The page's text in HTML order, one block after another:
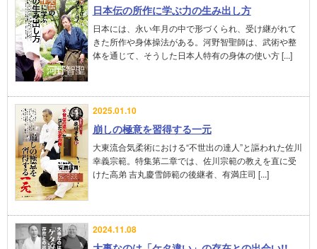
日本伝の所作に学ぶ力の生み出し方
日本には、永い年月の中で形づくられ、受け継がれて
きた所作や身体操法がある。河野智聖師は、武術や整
体を通じて、そうした日本人特有の身体の使い方 [...]
2025.01.10
崩しの極意を習得する一元
大東流合気柔術における“不世出の達人”と謳われた佐川
幸義宗範。特集第二章では、佐川宗範の教えを直に受
けた高弟 吉丸慶雪師範の後継者、有満庄司 [...]
2024.11.08